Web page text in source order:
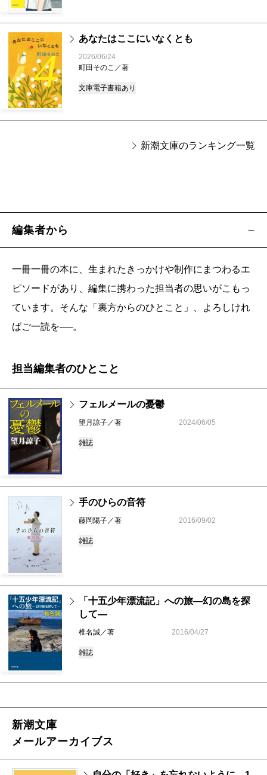
4
あなたはここにいなくとも
2026/06/24
町田そのこ／著
文庫電子書籍あり
新潮文庫のランキング一覧
編集者から
一冊一冊の本に、生まれたきっかけや制作にまつわるエ
ピソードがあり、編集に携わった担当者の思いがこもっ
ています。そんな「裏方からのひとこと」、よろしけれ
ばご一読を──。
担当編集者のひとこと
フェルメールの憂鬱
望月諒子／著 2024/06/05
雑誌
手のひらの音符
藤岡陽子／著 2016/09/02
雑誌
「十五少年漂流記」への旅―幻の島を探
して―
椎名誠／著 2016/04/27
雑誌
新潮文庫
メールアーカイブス